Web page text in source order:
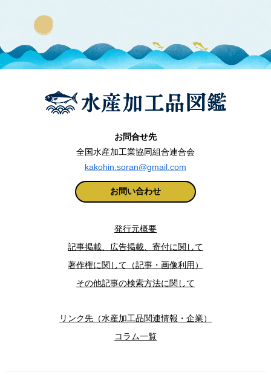
お問合せ先
全国水産加工業協同組合連合会
kakohin.soran@gmail.com
お問い合わせ
発行元概要
記事掲載、広告掲載、寄付に関して
著作権に関して（記事・画像利用）
その他記事の検索方法に関して
リンク先（水産加工品関連情報・企業）
コラム一覧